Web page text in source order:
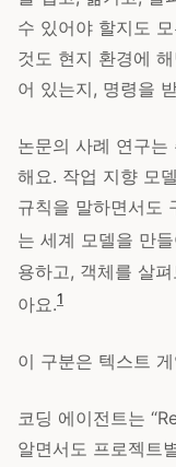
수 있어야 할지도
것도 현지 환경에
어 있는지, 명령을
논문의 사례 연구는
해요. 작업 지향 모
규칙을 말하면서도
는 세계 모델을 만
용하고, 객체를 살
아요.1
이 구분은 텍스트
코딩 에이전트는
알면서도 프로젝트